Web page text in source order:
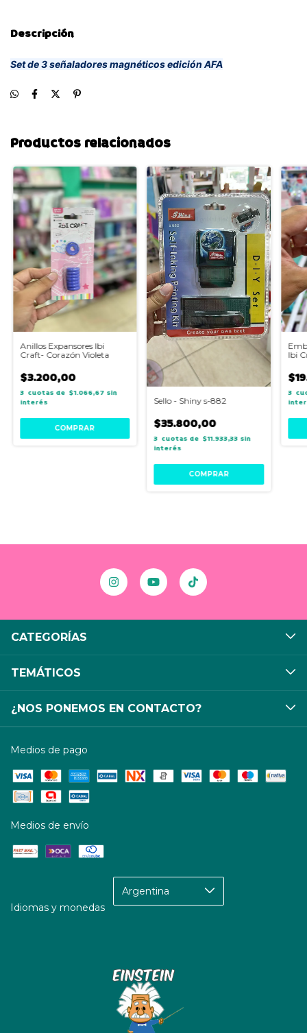
Descripción
Set de 3 señaladores magnéticos edición AFA
Productos relacionados
Anillos Expansores Ibi
Craft- Corazón Violeta
$3.200,00
3 $1.066,67 sin
interés
Sello - Shiny s-882
$35.800,00
3 $11.933,33 sin
interés
Ibi
3
CATEGORÍAS
TEMÁTICOS
¿NOS PONEMOS EN CONTACTO?
Medios de pago
Medios de envío
Idiomas y monedas